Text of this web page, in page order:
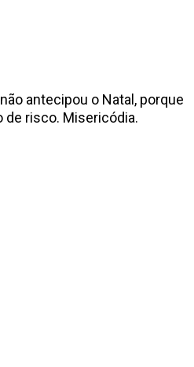
antecipou o Natal, porque
de risco. Misericódia.